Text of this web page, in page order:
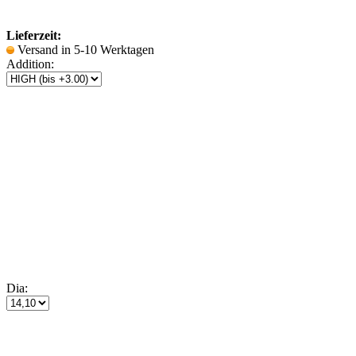
Lieferzeit:
Versand in 5-10 Werktagen
Addition:
Dia: